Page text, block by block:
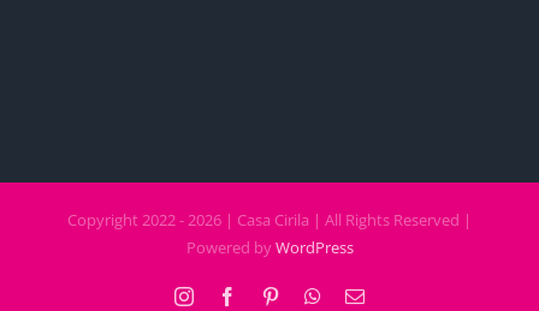
Copyright 2022 - 2026 | Casa Cirila | All Rights Reserved |
Powered byWordPress
InstagramFacebookPinterestWhatsApp
Email